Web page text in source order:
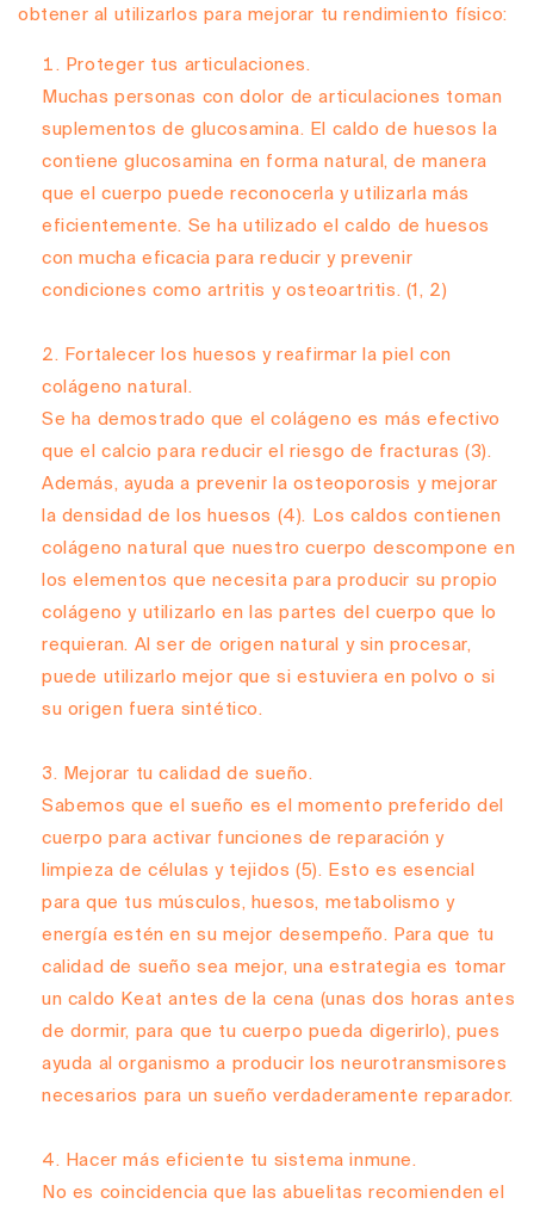
obtener al utilizarlos para mejorar tu rendimiento físico:
Proteger tus articulaciones.
Muchas personas con dolor de articulaciones toman
suplementos de glucosamina. El caldo de huesos la
contiene glucosamina en forma natural, de manera
que el cuerpo puede reconocerla y utilizarla más
eficientemente. Se ha utilizado el caldo de huesos
con mucha eficacia para reducir y prevenir
condiciones como artritis y osteoartritis. (1, 2)
Fortalecer los huesos y reafirmar la piel con
colágeno natural.
Se ha demostrado que el colágeno es más efectivo
que el calcio para reducir el riesgo de fracturas(3).
Además, ayuda a prevenir la osteoporosis y mejorar
la densidad de los huesos (4). Los caldos contienen
colágeno natural que nuestro cuerpo descompone en
los elementos que necesita para producir su propio
colágeno y utilizarlo en las partes del cuerpo que lo
requieran. Al ser de origen natural y sin procesar,
puede utilizarlo mejor que si estuviera en polvo o si
su origen fuera sintético.
Mejorar tu calidad de sueño.
Sabemos que el sueño es el momento preferido del
cuerpo para activar funciones de reparación y
limpieza de células y tejidos(5). Esto es esencial
para que tus músculos, huesos, metabolismo y
energía estén en su mejor desempeño. Para que tu
calidad de sueño sea mejor, una estrategia es tomar
un caldo Keat antes de la cena (unas dos horas antes
de dormir, para que tu cuerpo pueda digerirlo), pues
ayuda al organismo a producir los neurotransmisores
necesarios para un sueño verdaderamente reparador.
Hacer más eficiente tu sistema inmune.
No es coincidencia que las abuelitas recomienden el